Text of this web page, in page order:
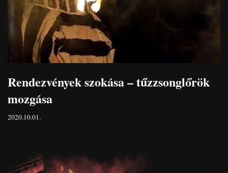
Rendezvények szokása – tűzzsonglőrök
mozgása
2020.10.01.